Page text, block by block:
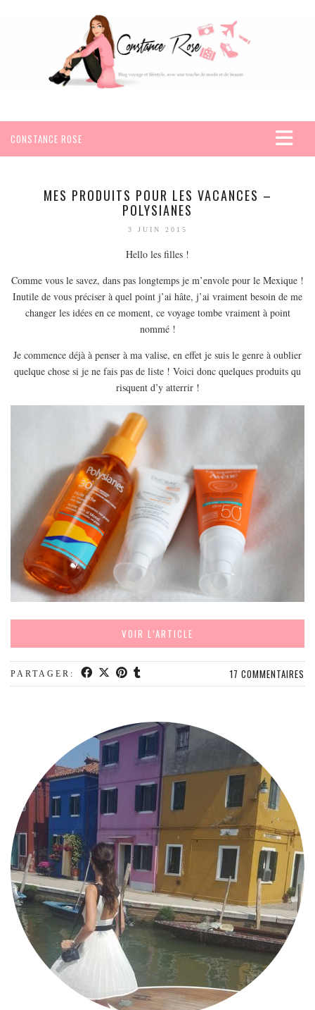
CONSTANCE ROSE
VOYAGES
AMÉRIQUE
MEXIQUE
EUROPE
FRANCE
PAYS BAS
RÉPUBLIQUE TCHÈQUE
OCÉANIE
AUSTRALIE
ARTICLES PRATIQUES
YOGA
MON PROGRAMME DE YOGA EN LIGNE
DIVERSES BOX
ME CONTACTER
A PROPOS
PARUTIONS ET PARTENARIATS
MES PRODUITS POUR LES VACANCES –
POLYSIANES
3 JUIN 2015
Hello les filles !
Comme vous le savez, dans pas longtemps je m’envole pour le Mexique !
Inutile de vous préciser à quel point j’ai hâte, j’ai vraiment besoin de me
changer les idées en ce moment, ce voyage tombe vraiment à point
nommé !
Je commence déjà à penser à ma valise, en effet je suis le genre à oublier
quelque chose si je ne fais pas de liste ! Voici donc quelques produits qu
risquent d’y atterrir !
VOIR L’ARTICLE
PARTAGER: 17 COMMENTAIRES